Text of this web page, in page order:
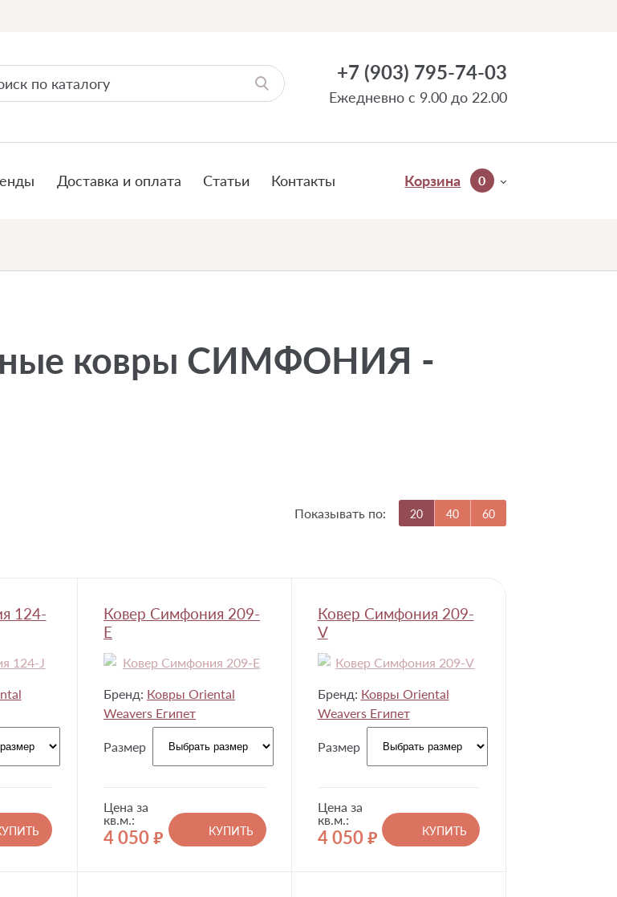
+7 (903) 795-74-03
Ежедневно с 9.00 до 22.00
Доставка и оплата Статьи Контакты Корзина 0
ковры СИМФОНИЯ -
Показывать по: 20 40 60
124-
Ковер Симфония 209-
E
Бренд: Ковры Oriental
Weavers Египет
Размер
Цена за
кв.м.:
4 050 руб.
КУПИТЬ
Ковер Симфония 209-
V
Бренд: Ковры Oriental
Weavers Египет
Размер
Цена за
кв.м.:
4 050 руб.
КУПИТЬ